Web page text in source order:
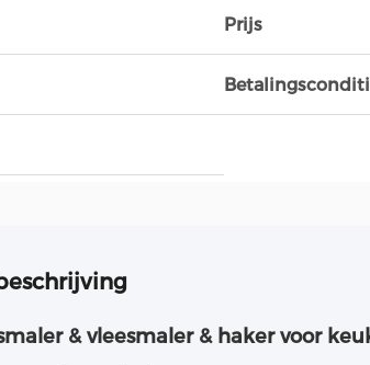
Prijs
& vleesmaler & haker voor